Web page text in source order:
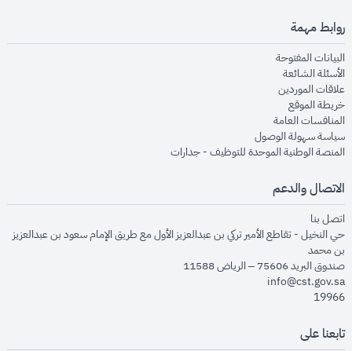
روابط مهمة
البيانات المفتوحةopens in new window
الأسئلة الشائعةopens in new window
علاقات الموردينopens in new window
خريطة الموقعopens in new window
المنافسات العامةopens in new window
سياسة سهولة الوصولopens in new window
المنصة الوطنية الموحدة للتوظيف - جداراتopens in new window
الاتصال والدعم
اتصل بنا
حي النخيل - تقاطع الأمير تركي بن عبدالعزيز الأول مع طريق الإمام سعود بن عبدالعزيز
بن محمد
صندوق البريد 75606 – الرياض 11588
info@cst.gov.sa
19966
تابعنا على